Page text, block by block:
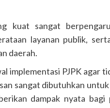
kuat sangat
layanan publik,
daerah.
implementasi PJPK agar
sangat dibutuhkan
dampak nyata bagi
GUNUNG MAS HEADLINE
KALIMANTAN TENGAH
Polres Gunung Mas